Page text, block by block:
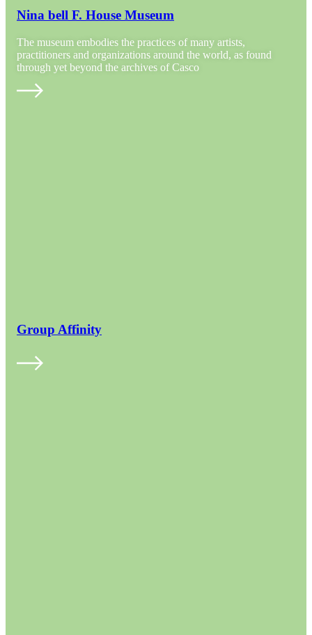
Nina bell F. House Museum
The museum embodies the practices of many artists,
practitioners and organizations around the world, as found
through yet beyond the archives of Casco
Group Affinity